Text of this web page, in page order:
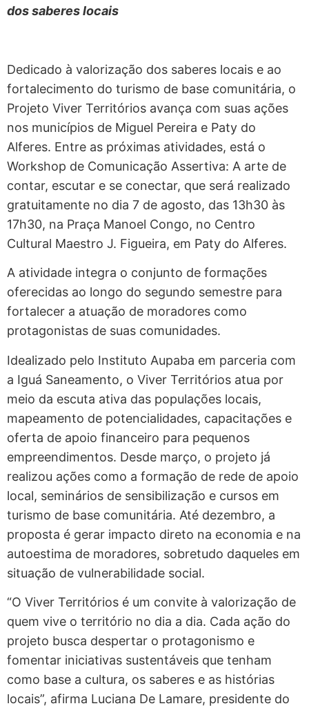
dos saberes locais
Dedicado à valorização dos saberes locais e ao
fortalecimento do turismo de base comunitária, o
Projeto Viver Territórios avança com suas ações
nos municípios de Miguel Pereira e Paty do
Alferes. Entre as próximas atividades, está o
Workshop de Comunicação Assertiva: A arte de
contar, escutar e se conectar, que será realizado
gratuitamente no dia 7 de agosto, das 13h30 às
17h30, na Praça Manoel Congo, no Centro
Cultural Maestro J. Figueira, em Paty do Alferes.
A atividade integra o conjunto de formações
oferecidas ao longo do segundo semestre para
fortalecer a atuação de moradores como
protagonistas de suas comunidades.
Idealizado pelo Instituto Aupaba em parceria com
a Iguá Saneamento, o Viver Territórios atua por
meio da escuta ativa das populações locais,
mapeamento de potencialidades, capacitações e
oferta de apoio financeiro para pequenos
empreendimentos. Desde março, o projeto já
realizou ações como a formação de rede de apoio
local, seminários de sensibilização e cursos em
turismo de base comunitária. Até dezembro, a
proposta é gerar impacto direto na economia e na
autoestima de moradores, sobretudo daqueles em
situação de vulnerabilidade social.
“O Viver Territórios é um convite à valorização de
quem vive o território no dia a dia. Cada ação do
projeto busca despertar o protagonismo e
fomentar iniciativas sustentáveis que tenham
como base a cultura, os saberes e as histórias
locais”, afirma Luciana De Lamare, presidente do